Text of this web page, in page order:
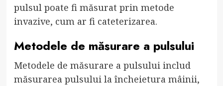
pulsul poate fi măsurat prin metode
invazive, cum ar fi cateterizarea.
Metodele de măsurare a pulsului
Metodele de măsurare a pulsului includ
măsurarea pulsului la încheietura mâinii,